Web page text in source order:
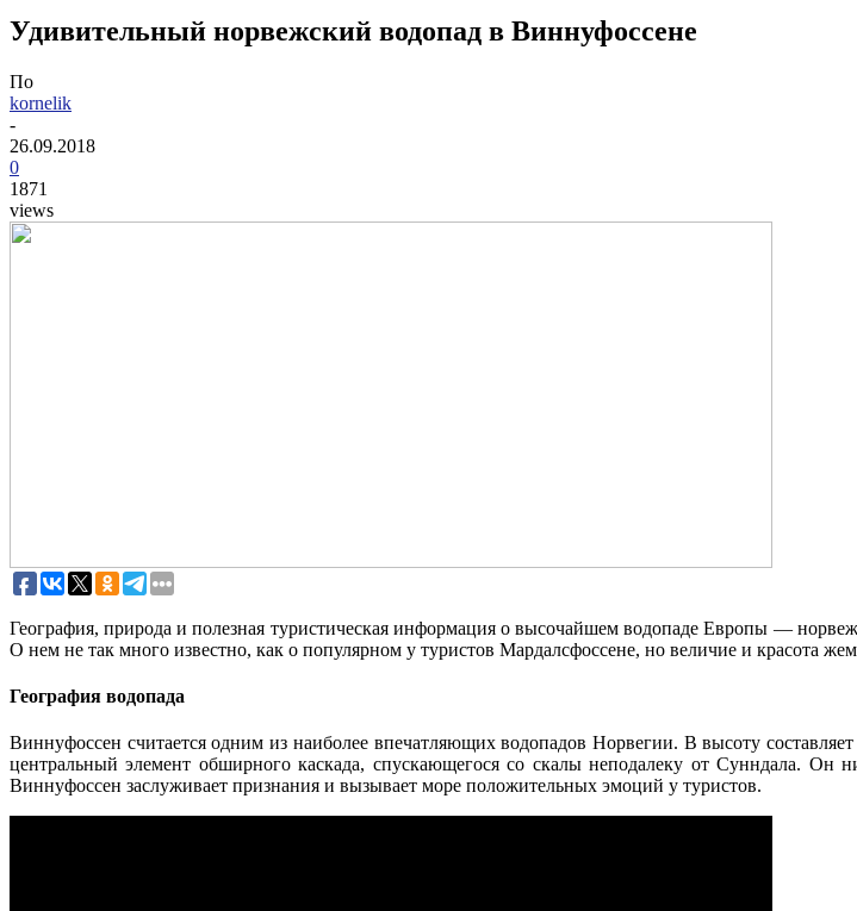
Удивительный норвежский водопад в Виннуфоссене
По
kornelik
-
26.09.2018
0
1871
views
География, природа и полезная туристическая информация о высочайшем водопаде Европы —
О нем не так много известно, как о популярном у туристов Мардалсфоссене, но величие и красота
География водопада
Виннуфоссен считается одним из наиболее впечатляющих водопадов Норвегии. В высоту
центральный элемент обширного каскада, спускающегося со скалы неподалеку от Сунндала. Он
Виннуфоссен заслуживает признания и вызывает море положительных эмоций у туристов.